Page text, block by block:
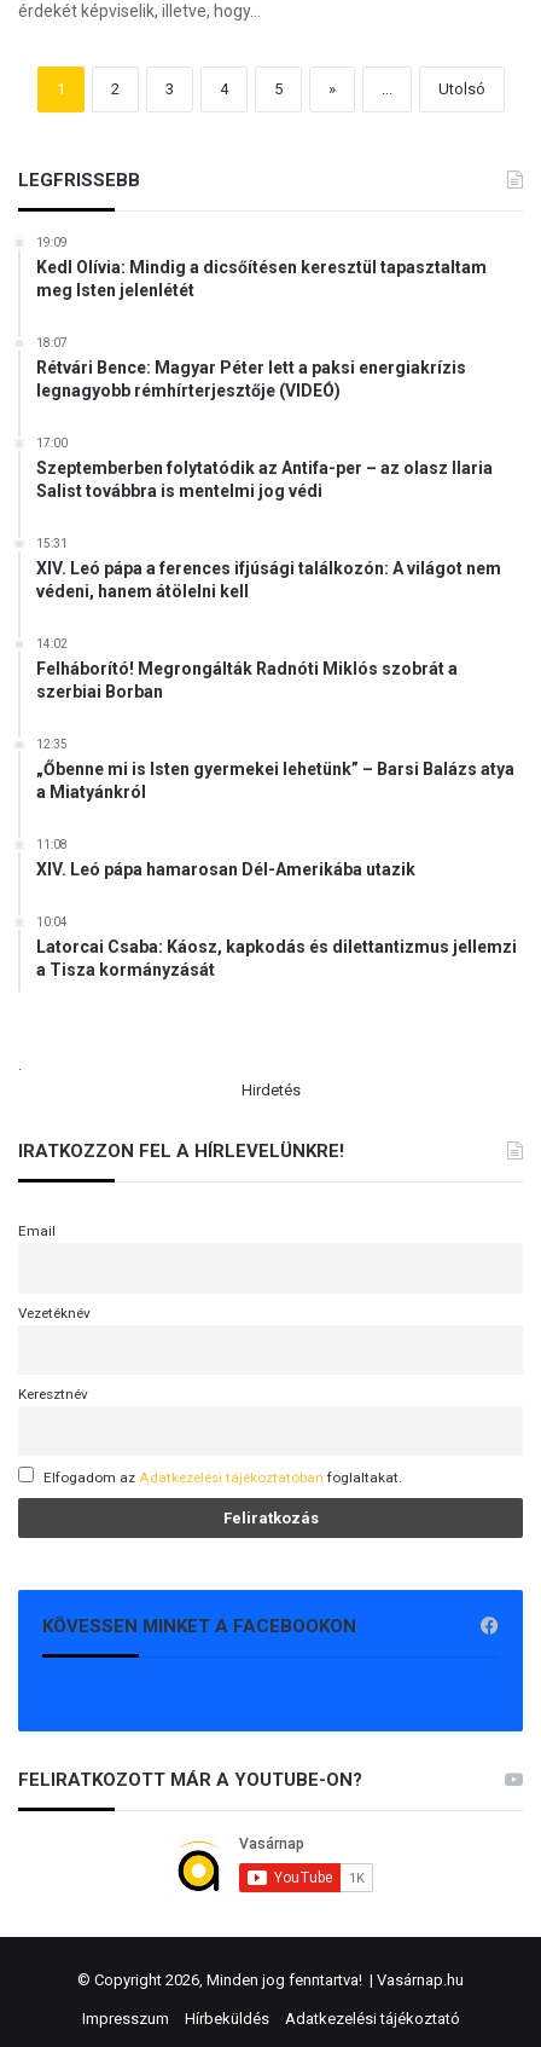
érdekét képviselik, illetve, hogy…
1 2 3 4 5 » ... Utolsó
LEGFRISSEBB
19:09
Kedl Olívia: Mindig a dicsőítésen keresztül tapasztaltam
meg Isten jelenlétét
18:07
Rétvári Bence: Magyar Péter lett a paksi energiakrízis
legnagyobb rémhírterjesztője (VIDEÓ)
17:00
Szeptemberben folytatódik az Antifa-per – az olasz Ilaria
Salist továbbra is mentelmi jog védi
15:31
XIV. Leó pápa a ferences ifjúsági találkozón: A világot nem
védeni, hanem átölelni kell
14:02
Felháborító! Megrongálták Radnóti Miklós szobrát a
szerbiai Borban
12:35
„Őbenne mi is Isten gyermekei lehetünk” – Barsi Balázs atya
a Miatyánkról
11:08
XIV. Leó pápa hamarosan Dél-Amerikába utazik
10:04
Latorcai Csaba: Káosz, kapkodás és dilettantizmus jellemzi
a Tisza kormányzását
.
Hirdetés
IRATKOZZON FEL A HÍRLEVELÜNKRE!
Email
Vezetéknév
Keresztnév
Elfogadom az Adatkezelési tájékoztatóban foglaltakat.
KÖVESSEN MINKET A FACEBOOKON
FELIRATKOZOTT MÁR A YOUTUBE-ON?
© Copyright 2026, Minden jog fenntartva! | Vasárnap.hu
Impresszum Hírbeküldés Adatkezelési tájékoztató